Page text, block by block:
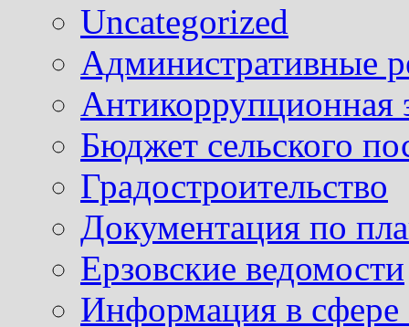
Uncategorized
Административные
Антикоррупционная
Бюджет сельского
Градостроительство
Документация по
Ерзовские ведомости
Информация в сфере